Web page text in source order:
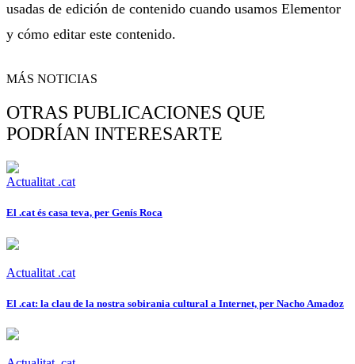
usadas de edición de contenido cuando usamos Elementor
y cómo editar este contenido.
MÁS NOTICIAS
OTRAS PUBLICACIONES QUE
PODRÍAN INTERESARTE
Actualitat .cat
El .cat és casa teva, per Genís Roca
Actualitat .cat
El .cat: la clau de la nostra sobirania cultural a Internet, per Nacho Amadoz